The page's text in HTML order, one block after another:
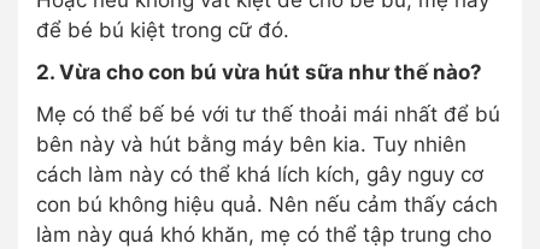
để bé bú kiệt trong cữ đó.
2. Vừa cho con bú vừa hút sữa như thế nào?
Mẹ có thể bế bé với tư thế thoải mái nhất để bú
bên này và hút bằng máy bên kia. Tuy nhiên
cách làm này có thể khá lích kích, gây nguy cơ
con bú không hiệu quả. Nên nếu cảm thấy cách
làm này quá khó khăn, mẹ có thể tập trung cho